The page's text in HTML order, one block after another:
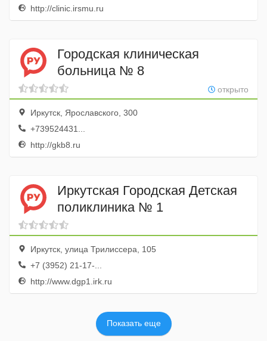
http://clinic.irsmu.ru
Городская клиническая
больница № 8
открыто
Иркутск, Ярославского, 300
+739524431...
http://gkb8.ru
Иркутская Городская Детская
поликлиника № 1
Иркутск, улица Трилиссера, 105
+7 (3952) 21-17-...
http://www.dgp1.irk.ru
Показать еще